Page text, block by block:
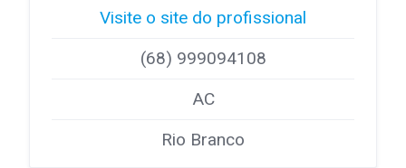
Visite o site do profissional
(68) 999094108
AC
Rio Branco